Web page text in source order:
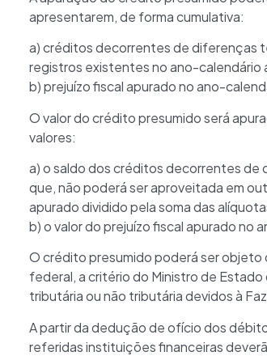
apresentarem, de forma cumulativa:
a) créditos decorrentes de diferenças
registros existentes no ano-calendário
b) prejuízo fiscal apurado no ano-
O valor do crédito presumido será
valores:
a) o saldo dos créditos decorrentes
que, não poderá ser aproveitada em
apurado dividido pela soma das
b) o valor do prejuízo fiscal apurado no
O crédito presumido poderá ser objeto
federal, a critério do Ministro de
tributária ou não tributária devidos à
A partir da dedução de ofício dos
referidas instituições financeiras